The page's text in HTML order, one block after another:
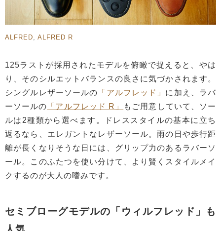
ALFRED ALFRED R
125ラストが採用されたモデルを俯瞰で捉えると、やは
り、そのシルエットバランスの良さに気づかされます。
シングルレザーソールの 「アルフレッド」 に加え、ラバ
ーソールの 「アルフレッド R」
もご用意していて、ソー
ルは2種類から選べます。ドレススタイルの基本に立ち
返るなら、エレガントなレザーソール。雨の日や歩行距
離が長くなりそうな日には、グリップ力のあるラバーソ
ール。このふたつを使い分けて、より賢くスタイルメイ
クするのが大人の嗜みです。
セミブローグモデルの「ウィルフレッド」も
人気